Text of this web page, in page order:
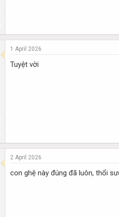
1 April 2026
Tuyệt vời
2 April 2026
con ghệ này đúng đã luôn, thổi